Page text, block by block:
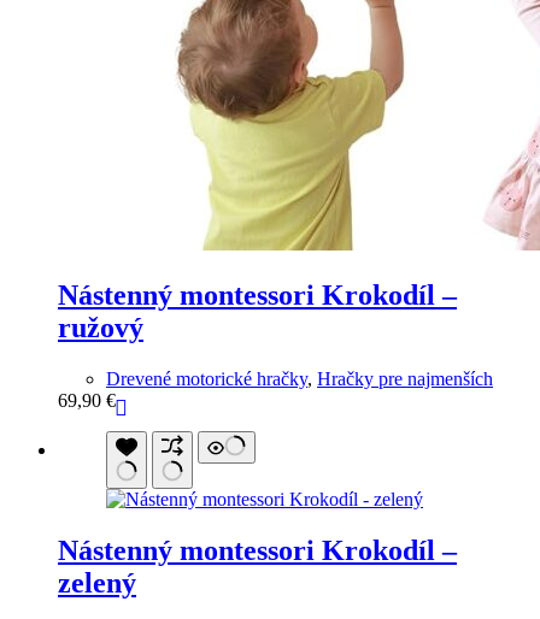
Nástenný montessori Krokodíl –
ružový
Drevené motorické hračky, Hračky pre najmenších
69,90 €
Nástenný montessori Krokodíl –
zelený